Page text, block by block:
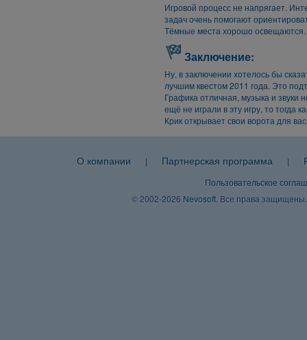
Игровой процесс не напрягает.
задач очень помогают
Тёмные места хорошо
Заключение:
Ну, в заключении хотелось бы
лучшим квестом 2011 года. Это
Графика отличная, музыка и звуки
ещё не играли в эту игру, то тогда
Крик открывает свои ворота для
О компании | Партнерская программа |
Пользовательское
© 2002-2026 Nevosoft . Все права защищены